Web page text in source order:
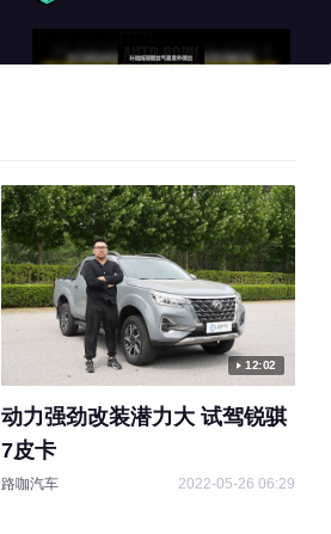
00:15
原创
补胎拆卸螺丝气囊意外弹出 传
祺GS5发生气囊误触发事故 赔偿责
任等待检测结论定夺
搜狐汽车 9天前
12:02
动力强劲改装潜力大 试驾锐骐
7皮卡
路咖汽车 2022-05-26 06:29